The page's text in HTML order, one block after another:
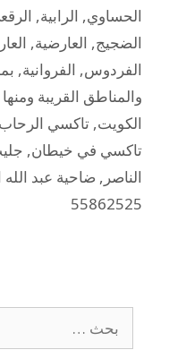
الحساوي, الرابية,
الضجيج, العارضية,
الفردوس, الفروانية,
والمناطق القريبة
الكويت, تاكسي الرحاب
تاكسي في خيطان,
الناصر , ضاحية عبد الله
55862525